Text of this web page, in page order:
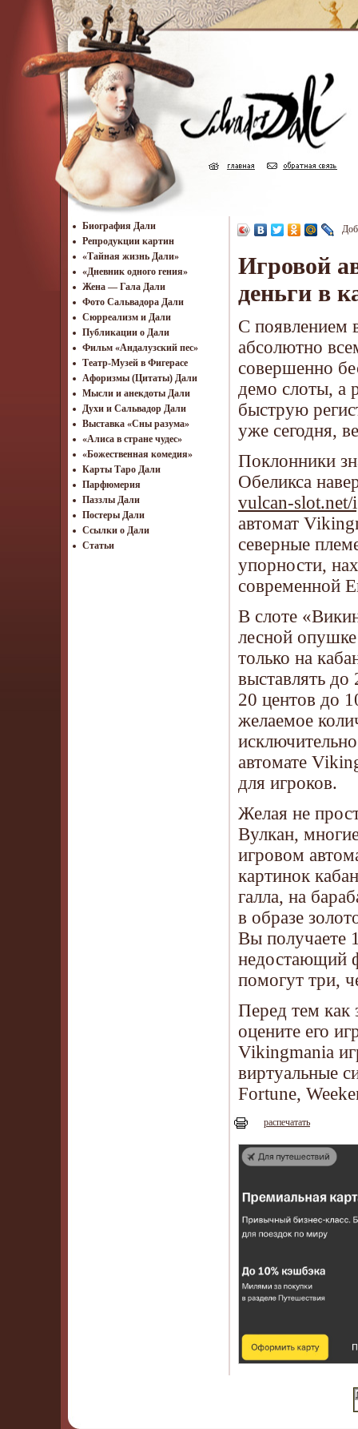
Биография Дали
Репродукции картин
«Тайная жизнь Дали»
«Дневник одного гения»
Жена — Гала Дали
Фото Сальвадора Дали
Cюрреализм и Дали
Публикации о Дали
Фильм «Андалузский пес»
Театр-Музей в Фигерасе
Афоризмы (Цитаты) Дали
Мысли и анекдоты Дали
Духи и Сальвадор Дали
Выставка «Сны разума»
«Алиса в стране чудес»
«Божественная комедия»
Карты Таро Дали
Парфюмерия
Паззлы Дали
Постеры Дали
Ссылки о Дали
Статьи
Игровой
деньги в
С появлением
абсолютно
совершенно
демо слоты, а
быструю
уже сегодня,
Поклонники
Обеликса
vulcan-
автомат
северные
упорности,
современной
В слоте
лесной опушке
только на
выставлять
20 центов до
желаемое
автомате
для игроков.
Желая не
Вулкан,
игровом
картинок
галла, на
в образе
Вы получаете
недостающий
помогут три,
Перед тем как
оцените его
Vikingmania
виртуальные
Fortune,
распечатать